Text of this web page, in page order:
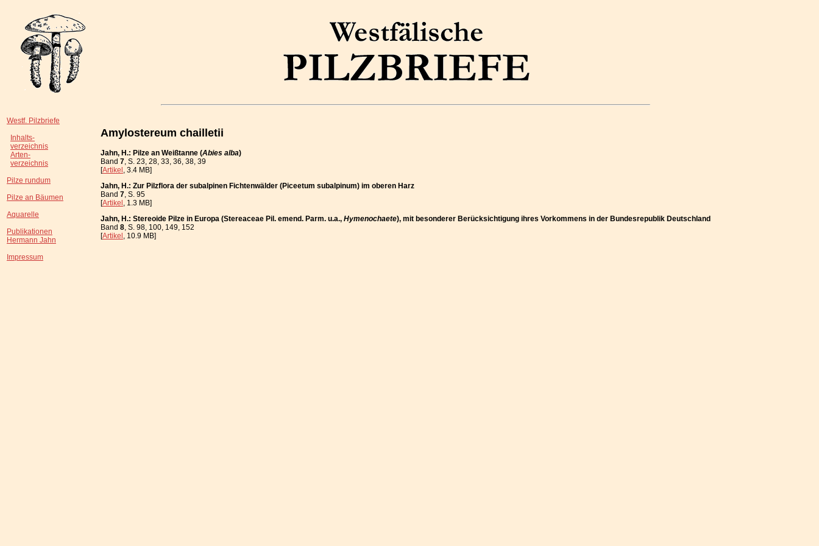
Westf. Pilzbriefe
Inhalts-
verzeichnis
Arten-
verzeichnis
Pilze rundum
Pilze an Bäumen
Aquarelle
Publikationen
Hermann Jahn
Impressum
Amylostereum chailletii
Jahn, H.: Pilze an Weißtanne (Abies alba)
Band 7, S. 23, 28, 33, 36, 38, 39
[Artikel, 3.4 MB]
Jahn, H.: Zur Pilzflora der subalpinen Fichtenwälder (Piceetum subalpinum) im oberen Harz
Band 7, S. 95
[Artikel, 1.3 MB]
Jahn, H.: Stereoide Pilze in Europa (Stereaceae Pil. emend. Parm. u.a., Hymenochaete), mit besonderer Berücksichtigung ihres Vorkommens in der Bundesrepublik Deutschland
Band 8, S. 98, 100, 149, 152
[Artikel, 10.9 MB]